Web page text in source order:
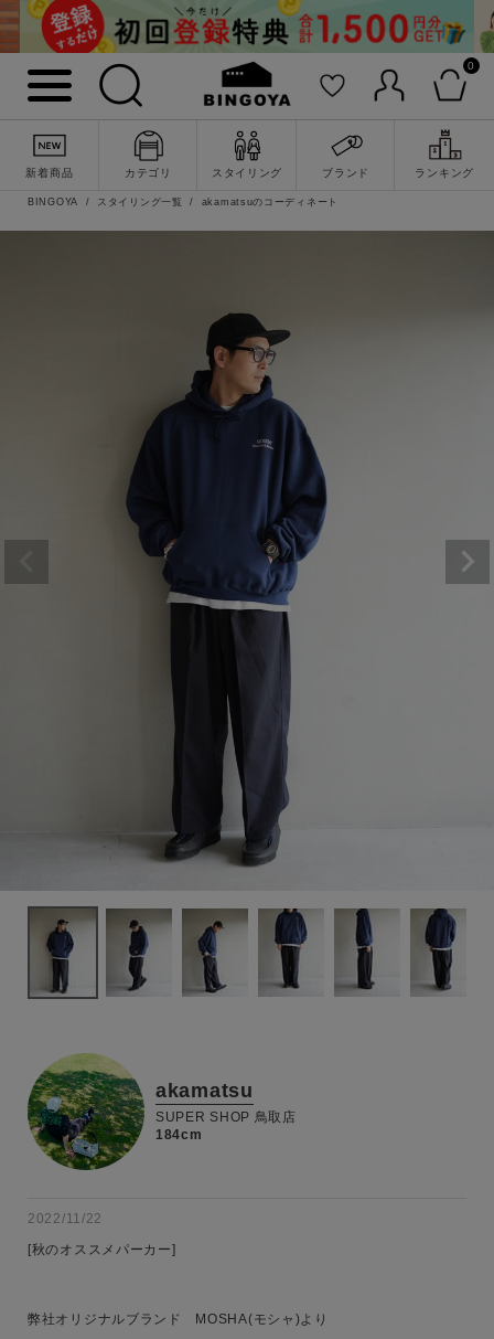
0
新着商品 カテゴリ スタイリング ブランド ランキング
詳細検索
BINGOYA スタイリング一覧 akamatsuのコーディネート
akamatsu
SUPER SHOP 鳥取店
184cm
2022/11/22
[秋のオススメパーカー]
弊社オリジナルブランド　MOSHA(モシャ)より